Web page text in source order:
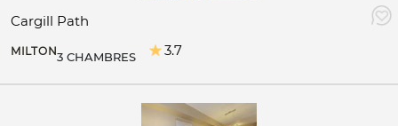
Cargill Path
MILTON3 CHAMBRES 3.7